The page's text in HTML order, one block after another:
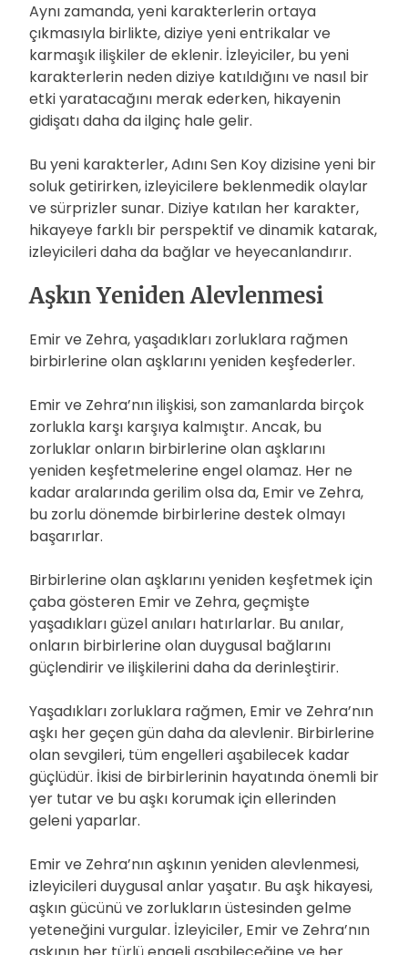
Aynı zamanda, yeni karakterlerin ortaya
çıkmasıyla birlikte, diziye yeni entrikalar ve
karmaşık ilişkiler de eklenir. İzleyiciler, bu yeni
karakterlerin neden diziye katıldığını ve nasıl bir
etki yaratacağını merak ederken, hikayenin
gidişatı daha da ilginç hale gelir.
Bu yeni karakterler, Adını Sen Koy dizisine yeni bir
soluk getirirken, izleyicilere beklenmedik olaylar
ve sürprizler sunar. Diziye katılan her karakter,
hikayeye farklı bir perspektif ve dinamik katarak,
izleyicileri daha da bağlar ve heyecanlandırır.
Aşkın Yeniden Alevlenmesi
Emir ve Zehra, yaşadıkları zorluklara rağmen
birbirlerine olan aşklarını yeniden keşfederler.
Emir ve Zehra’nın ilişkisi, son zamanlarda birçok
zorlukla karşı karşıya kalmıştır. Ancak, bu
zorluklar onların birbirlerine olan aşklarını
yeniden keşfetmelerine engel olamaz. Her ne
kadar aralarında gerilim olsa da, Emir ve Zehra,
bu zorlu dönemde birbirlerine destek olmayı
başarırlar.
Birbirlerine olan aşklarını yeniden keşfetmek için
çaba gösteren Emir ve Zehra, geçmişte
yaşadıkları güzel anıları hatırlarlar. Bu anılar,
onların birbirlerine olan duygusal bağlarını
güçlendirir ve ilişkilerini daha da derinleştirir.
Yaşadıkları zorluklara rağmen, Emir ve Zehra’nın
aşkı her geçen gün daha da alevlenir. Birbirlerine
olan sevgileri, tüm engelleri aşabilecek kadar
güçlüdür. İkisi de birbirlerinin hayatında önemli bir
yer tutar ve bu aşkı korumak için ellerinden
geleni yaparlar.
Emir ve Zehra’nın aşkının yeniden alevlenmesi,
izleyicileri duygusal anlar yaşatır. Bu aşk hikayesi,
aşkın gücünü ve zorlukların üstesinden gelme
yeteneğini vurgular. İzleyiciler, Emir ve Zehra’nın